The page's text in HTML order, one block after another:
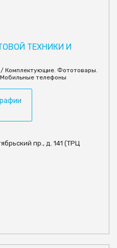
ТЕХНИКИ И
Комплектующие. Фототовары.
телефоны
пр., д. 141 (ТРЦ